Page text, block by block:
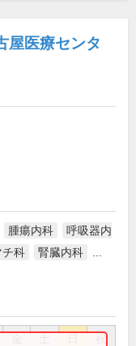
屋医療センタ
腫瘍内科
呼吸器内
チ科 腎臓内科
祝